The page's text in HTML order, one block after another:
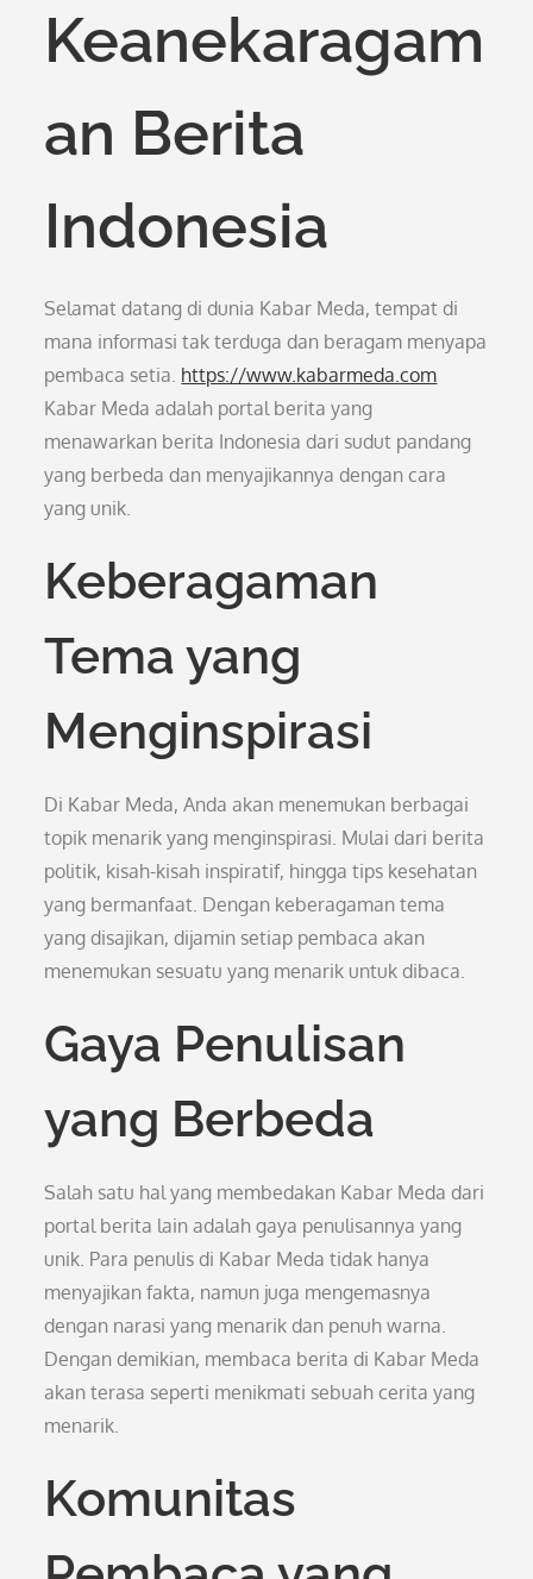
Keanekaragam
an Berita
Indonesia
Selamat datang di dunia Kabar Meda, tempat di
mana informasi tak terduga dan beragam menyapa
pembaca setia. https://www.kabarmeda.com
Kabar Meda adalah portal berita yang
menawarkan berita Indonesia dari sudut pandang
yang berbeda dan menyajikannya dengan cara
yang unik.
Keberagaman
Tema yang
Menginspirasi
Di Kabar Meda, Anda akan menemukan berbagai
topik menarik yang menginspirasi. Mulai dari berita
politik, kisah-kisah inspiratif, hingga tips kesehatan
yang bermanfaat. Dengan keberagaman tema
yang disajikan, dijamin setiap pembaca akan
menemukan sesuatu yang menarik untuk dibaca.
Gaya Penulisan
yang Berbeda
Salah satu hal yang membedakan Kabar Meda dari
portal berita lain adalah gaya penulisannya yang
unik. Para penulis di Kabar Meda tidak hanya
menyajikan fakta, namun juga mengemasnya
dengan narasi yang menarik dan penuh warna.
Dengan demikian, membaca berita di Kabar Meda
akan terasa seperti menikmati sebuah cerita yang
menarik.
Komunitas